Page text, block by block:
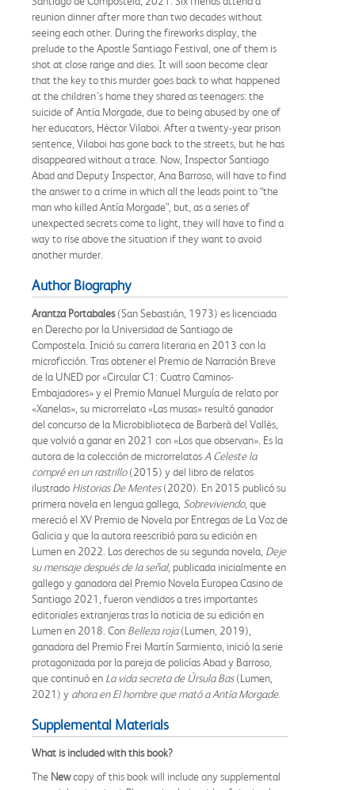
reunion dinner after more than two decades without
seeing each other. During the fireworks display, the
prelude to the Apostle Santiago Festival, one of them is
shot at close range and dies. It will soon become clear
that the key to this murder goes back to what happened
at the children’s home they shared as teenagers: the
suicide of Antía Morgade, due to being abused by one of
her educators, Héctor Vilaboi. After a twenty-year prison
sentence, Vilaboi has gone back to the streets, but he has
disappeared without a trace. Now, Inspector Santiago
Abad and Deputy Inspector, Ana Barroso, will have to find
the answer to a crime in which all the leads point to “the
man who killed Antía Morgade”, but, as a series of
unexpected secrets come to light, they will have to find a
way to rise above the situation if they want to avoid
another murder.
Author Biography
Arantza Portabales(San Sebastián, 1973) es licenciada
en Derecho por la Universidad de Santiago de
Compostela. Inició su carrera literaria en 2013 con la
microficción. Tras obtener el Premio de Narración Breve
de la UNED por «Circular C1: Cuatro Caminos-
Embajadores» y el Premio Manuel Murguía de relato por
«Xanelas», su microrrelato «Las musas» resultó ganador
del concurso de la Microbiblioteca de Barberà del Vallès,
que volvió a ganar en 2021 con «Los que observan». Es la
autora de la colección de microrrelatos A Celeste la
compré en un rastrillo(2015) y del libro de relatos
ilustrado Historias De Mentes(2020). En 2015 publicó su
primera novela en lengua gallega, Sobreviviendo, que
mereció el XV Premio de Novela por Entregas de La Voz de
Galicia y que la autora reescribió para su edición en
Lumen en 2022. Los derechos de su segunda novela, Deje
su mensaje después de la señal, publicada inicialmente en
gallego y ganadora del Premio Novela Europea Casino de
Santiago 2021, fueron vendidos a tres importantes
editoriales extranjeras tras la noticia de su edición en
Lumen en 2018. Con Belleza roja(Lumen, 2019),
ganadora del Premio Frei Martín Sarmiento, inició la serie
protagonizada por la pareja de policías Abad y Barroso,
que continuó en La vida secreta de Úrsula Bas(Lumen,
2021) y ahora en El hombre que mató a Antía Morgade.
Supplemental Materials
What is included with this book?
The Newcopy of this book will include any supplemental